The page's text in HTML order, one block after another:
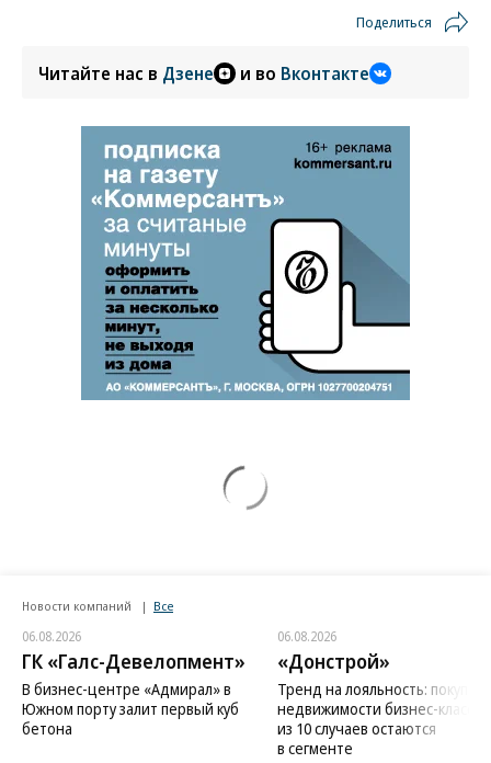
Поделиться
Читайте нас в Дзене и во Вконтакте
Новости компаний Все
06.08.2026
ГК «Галс-Девелопмент»
В бизнес-центре «Адмирал» в
Южном порту залит первый куб
бетона
06.08.2026
«Донстрой»
Тренд на лояльность:
недвижимости бизнес-класса
из 10 случаев остаются
в сегменте